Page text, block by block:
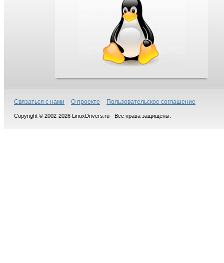
Связаться с нами О проекте Пользовательское соглашение
Copyright © 2002-2026 LinuxDrivers.ru - Все права защищены.